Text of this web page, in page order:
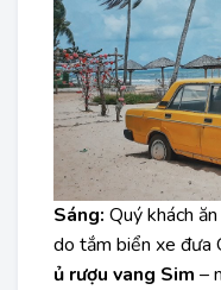
Sáng: Quý khách
do tắm biển xe đưa
ủ rượu vang Sim –